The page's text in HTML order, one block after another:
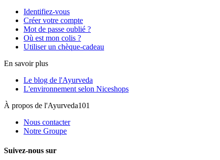
Identifiez-vous
Créer votre compte
Mot de passe oublié ?
Où est mon colis ?
Utiliser un chèque-cadeau
En savoir plus
Le blog de l'Ayurveda
L'environnement selon Niceshops
À propos de l'Ayurveda101
Nous contacter
Notre Groupe
Suivez-nous sur